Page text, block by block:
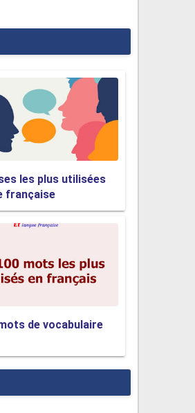
sans être grossier et
le téléphone vers le
très bonne!
les plus utilisées
française
de vocabulaire